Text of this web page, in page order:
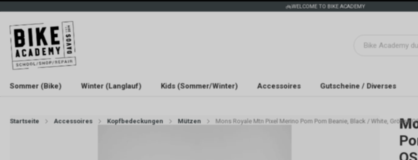
WELCOME TO BIKE ACADEMY
Sommer (Bike) Winter (Langlauf) Kids (Sommer/Winter) Accessoires Gutscheine / Diverses
Startseite Accessoires Kopfbedeckungen Mützen Mons Royale Mtn Pixel Merino Pom Pom Beanie, Black / White, Grösse